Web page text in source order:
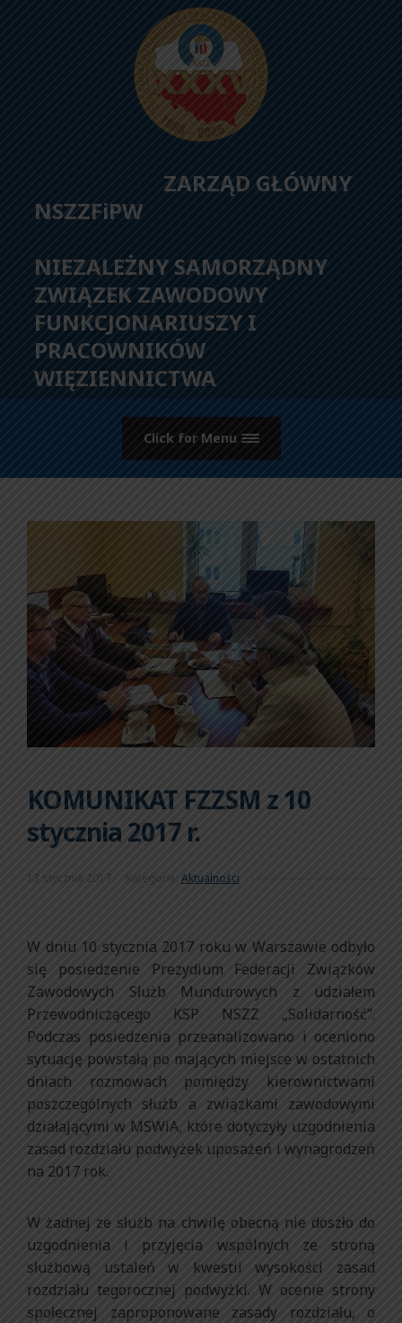
ZARZĄD GŁÓWNY
NSZZFiPW
NIEZALEŻNY SAMORZĄDNY
ZWIĄZEK ZAWODOWY
FUNKCJONARIUSZY I
PRACOWNIKÓW
WIĘZIENNICTWA
Click for Menu
KOMUNIKAT FZZSM z 10
stycznia 2017 r.
13 stycznia 2017 Kategorie: Aktualności
W dniu 10 stycznia 2017 roku w Warszawie odbyło
się posiedzenie Prezydium Federacji Związków
Zawodowych Służb Mundurowych z udziałem
Przewodniczącego KSP NSZZ „Solidarność”.
Podczas posiedzenia przeanalizowano i oceniono
sytuację powstałą po mających miejsce w ostatnich
dniach rozmowach pomiędzy kierownictwami
poszczególnych służb a związkami zawodowymi
działającymi w MSWiA, które dotyczyły uzgodnienia
zasad rozdziału podwyżek uposażeń i wynagrodzeń
na 2017 rok.
W żadnej ze służb na chwilę obecną nie doszło do
uzgodnienia i przyjęcia wspólnych ze stroną
służbową ustaleń w kwestii wysokości zasad
rozdziału tegorocznej podwyżki. W ocenie strony
społecznej zaproponowane zasady rozdziału, o